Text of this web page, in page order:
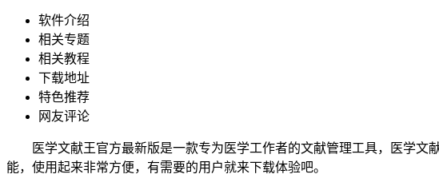
软件介绍
相关专题
相关教程
下载地址
特色推荐
网友评论
医学文献王官方最新版是一款专为医学工作者的文献管理工具，医学文
能，使用起来非常方便，有需要的用户就来下载体验吧。